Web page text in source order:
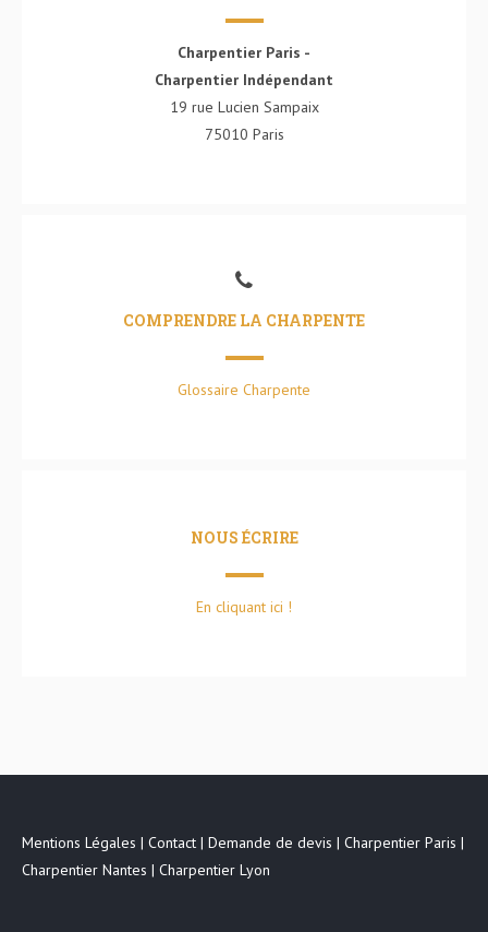
Charpentier Paris -
Charpentier Indépendant
19 rue Lucien Sampaix
75010 Paris
COMPRENDRE LA CHARPENTE
Glossaire Charpente
NOUS ÉCRIRE
En cliquant ici !
Mentions Légales | Contact | Demande de devis | Charpentier Paris |
Charpentier Nantes | Charpentier Lyon